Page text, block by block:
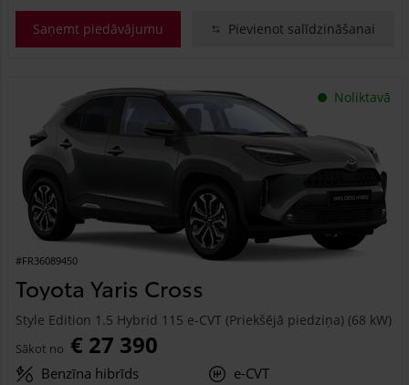
Saņemt piedāvājumu Pievienot salīdzināšanai
Noliktavā
#FR36089450
Toyota Yaris Cross
Style Edition 1.5 Hybrid 115 e-CVT (Priekšējā piedziņa) (68 kW)
Sākot no € 27 390
Benzīna hibrīds
e-CVT